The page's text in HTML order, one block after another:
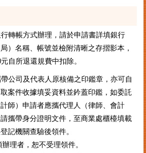
轉帳方式辦理，請於申請書詳填銀行
）名稱、帳號並檢附清晰之存摺影本，
自所退還規費中扣除。
公司及代表人原核備之印鑑章，亦可自
案件收據填妥資料並鈐蓋印鑑，如委託
師）申請者應攜代理人（律師、會計
攜帶身分證明文件，至商業處櫃檯填載
記機關查驗後領件。
理者，恕不受理領件。